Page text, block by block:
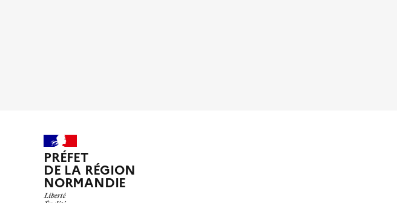
PRÉFET
DE LA RÉGION
NORMANDIE